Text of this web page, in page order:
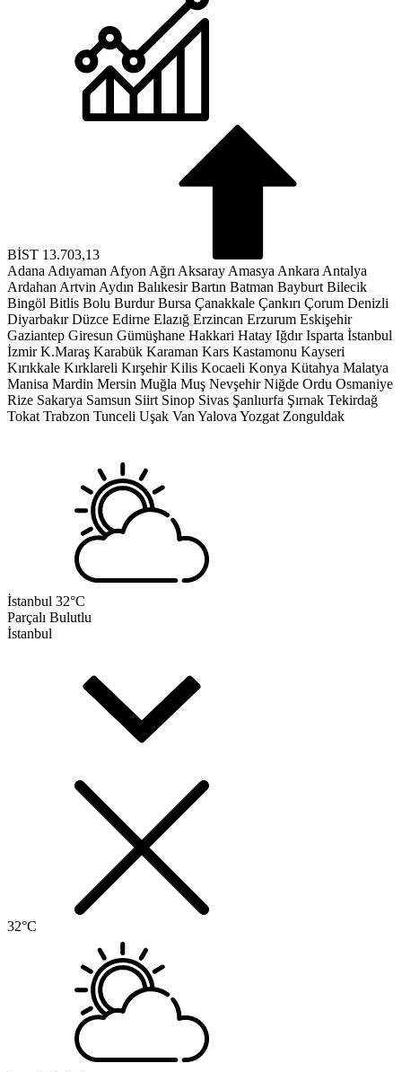
BİST 13.703,13
Adana Adıyaman Afyon Ağrı Aksaray Amasya Ankara Antalya
Ardahan Artvin Aydın Balıkesir Bartın Batman Bayburt Bilecik
Bingöl Bitlis Bolu Burdur Bursa Çanakkale Çankırı Çorum Denizli
Diyarbakır Düzce Edirne Elazığ Erzincan Erzurum Eskişehir
Gaziantep Giresun Gümüşhane Hakkari Hatay Iğdır Isparta İstanbul
İzmir K.Maraş Karabük Karaman Kars Kastamonu Kayseri
Kırıkkale Kırklareli Kırşehir Kilis Kocaeli Konya Kütahya Malatya
Manisa Mardin Mersin Muğla Muş Nevşehir Niğde Ordu Osmaniye
Rize Sakarya Samsun Siirt Sinop Sivas Şanlıurfa Şırnak Tekirdağ
Tokat Trabzon Tunceli Uşak Van Yalova Yozgat Zonguldak
İstanbul 32°C
Parçalı Bulutlu
İstanbul
32°C